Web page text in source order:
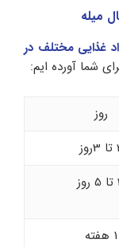
میله
غذایی مختلف در
شما آورده ایم:
روز
1 هفته